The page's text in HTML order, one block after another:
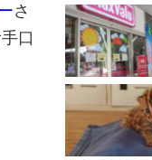
さ
口